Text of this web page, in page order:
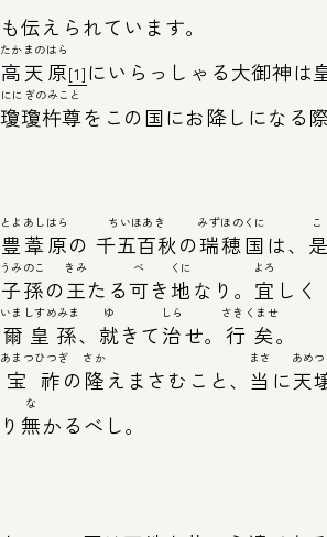
も伝えられています。
高天原
たかまのはら
[1] にいらっしゃる大御神は
瓊瓊杵尊
ににぎのみこと
をこの国にお降しになる際
豊葦原
とよあしはら
の 千五百秋
ちいほあき
の瑞穂国
みずほのくに
は、 是
こ
子孫
うみのこ
の王
きみ
たる可
べ
き地
くに
なり。 宜
よろ
しく
爾皇孫
いましすめみま
、 就
ゆ
きて治
しら
せ。 行矣
さきくませ
。
宝祚
あまつひつぎ
の隆
さか
えまさむこと、 当
まさ
に天
あめつ
り 無
な
かるべし。